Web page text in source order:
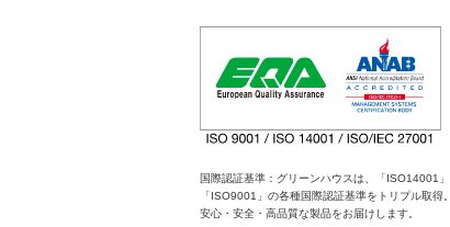
国際認証基準：グリーンハウスは、「ISO14001
「ISO9001」の各種国際認証基準をトリプル取得。
安心・安全・高品質な製品をお届けします。